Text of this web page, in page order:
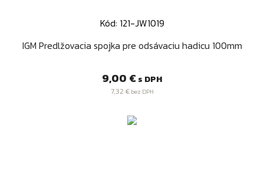
Kód: 121-JW1019
IGM Predlžovacia spojka pre odsávaciu hadicu 100mm
Cena
9,00 € s DPH
7,32 €bez DPH